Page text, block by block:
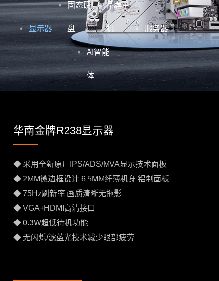
显示器
固态硬
盘
品牌主
机 服务器
AI智能
体
华南金牌R238显示器
◆ 采用全新原厂IPS/ADS/MVA显示技术面板
◆ 2MM微边框设计 6.5MM纤薄机身 铝制面板
◆ 75Hz刷新率 画质清晰无拖影
◆ VGA+HDMI高清接口
◆ 0.3W超低待机功能
◆ 无闪烁/滤蓝光技术减少眼部疲劳